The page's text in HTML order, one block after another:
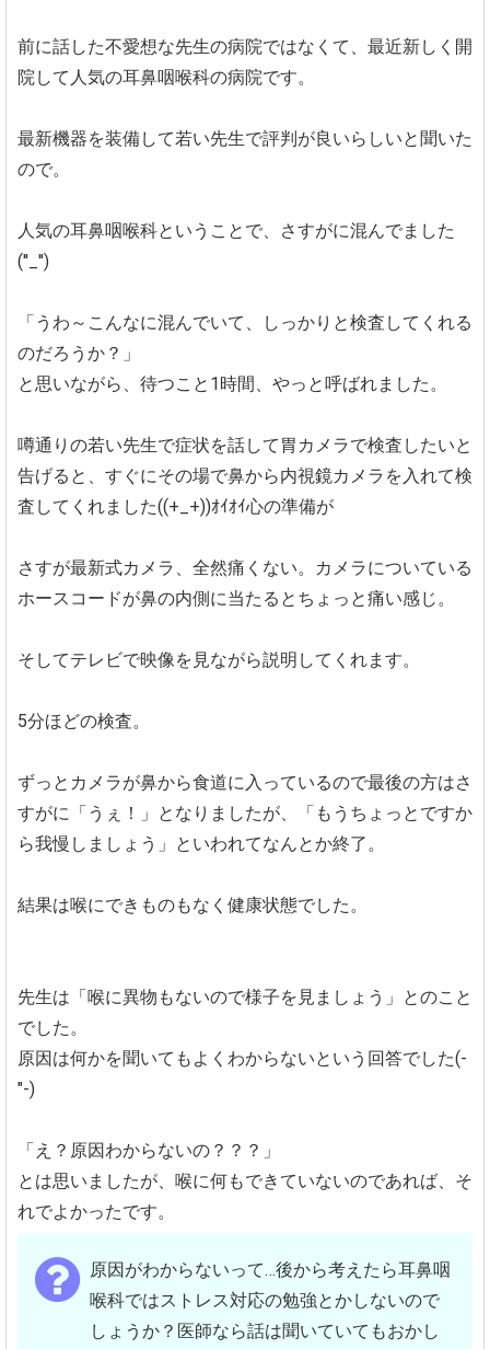
前に話した不愛想な先生の病院ではなくて、最近新しく開
院して人気の耳鼻咽喉科の病院です。
最新機器を装備して若い先生で評判が良いらしいと聞いた
ので。
人気の耳鼻咽喉科ということで、さすがに混んでました
(''_'')
「うわ～こんなに混んでいて、しっかりと検査してくれる
のだろうか？」
と思いながら、待つこと1時間、やっと呼ばれました。
噂通りの若い先生で症状を話して胃カメラで検査したいと
告げると、すぐにその場で鼻から内視鏡カメラを入れて検
査してくれました((+_+))ｵｲｵｲ心の準備が
さすが最新式カメラ、全然痛くない。カメラについている
ホースコードが鼻の内側に当たるとちょっと痛い感じ。
そしてテレビで映像を見ながら説明してくれます。
5分ほどの検査。
ずっとカメラが鼻から食道に入っているので最後の方はさ
すがに「うぇ！」となりましたが、「もうちょっとですか
ら我慢しましょう」といわれてなんとか終了。
結果は喉にできものもなく健康状態でした。
先生は「喉に異物もないので様子を見ましょう」とのこと
でした。
原因は何かを聞いてもよくわからないという回答でした(-
"-)
「え？原因わからないの？？？」
とは思いましたが、喉に何もできていないのであれば、そ
れでよかったです。
原因がわからないって…後から考えたら耳鼻咽
喉科ではストレス対応の勉強とかしないので
しょうか？医師なら話は聞いていてもおかし